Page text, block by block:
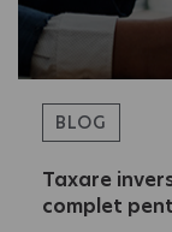
BLOG
Taxare
complet